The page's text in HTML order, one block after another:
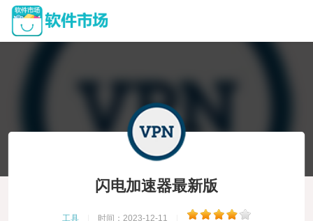
闪电加速器最新版
工具 时间：2023-12-11